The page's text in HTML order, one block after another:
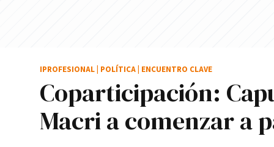
Coparticipación:
Macri a comenzar a
IPROFESIONAL POLÍTICA ENCUENTRO CLAVE